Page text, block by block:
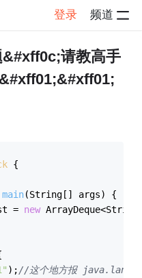
登录 频道
请教高手
{
main(String[] args)
{
=
new
);